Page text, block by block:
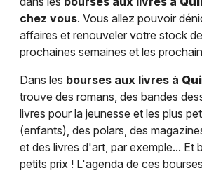
chez vous. Vous allez pouvoir
affaires et renouveler votre stock
prochaines semaines et les
Dans les bourses aux livres à
trouve des romans, des bandes
livres pour la jeunesse et les plus
(enfants), des polars, des
et des livres d'art, par exemple... Et
petits prix ! L'agenda de ces